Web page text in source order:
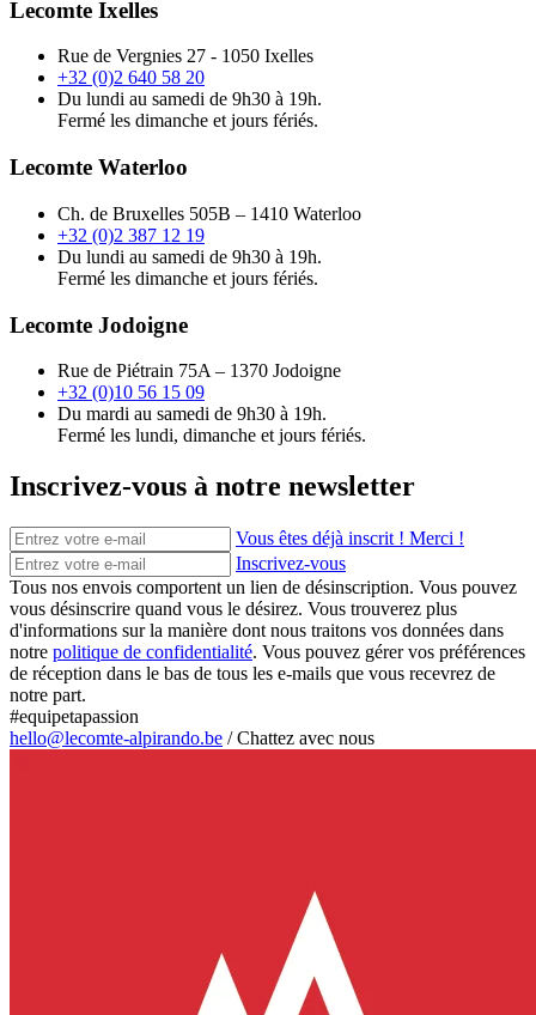
Lecomte Ixelles
Rue de Vergnies 27 - 1050 Ixelles
+32 (0)2 640 58 20
Du lundi au samedi de 9h30 à 19h.
Fermé les dimanche et jours fériés.
Lecomte Waterloo
Ch. de Bruxelles 505B – 1410 Waterloo
+32 (0)2 387 12 19
Du lundi au samedi de 9h30 à 19h.
Fermé les dimanche et jours fériés.
Lecomte Jodoigne
Rue de Piétrain 75A – 1370 Jodoigne
+32 (0)10 56 15 09
Du mardi au samedi de 9h30 à 19h.
Fermé les lundi, dimanche et jours fériés.
Inscrivez-vous à notre newsletter
Vous êtes déjà inscrit ! Merci !
Inscrivez-vous
Tous nos envois comportent un lien de désinscription. Vous pouvez
vous désinscrire quand vous le désirez. Vous trouverez plus
d'informations sur la manière dont nous traitons vos données dans
notre politique de confidentialité. Vous pouvez gérer vos préférences
de réception dans le bas de tous les e-mails que vous recevrez de
notre part.
#equipetapassion
hello@lecomte-alpirando.be /Chattez avec nous